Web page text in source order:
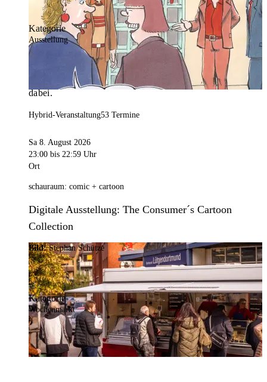
Region
Mit weit über 4.000 Terminen ist der
Veranstaltungskalender der Stadt Dortmund der
umfangreichste der Region. Hier ist für alle was
dabei.
Kategorie
Ausstellung
Hybrid-Veranstaltung53 Termine
Sa 8. August 2026
23:00 bis 22:59 Uhr
Ort
schauraum: comic + cartoon
Digitale Ausstellung: The Consumer´s Cartoon
Collection
Bild:Stephan Schütze
Kategorie
Wochenmarkt